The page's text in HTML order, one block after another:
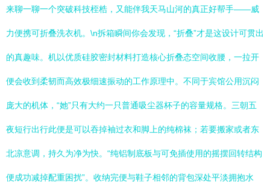
来聊一聊一个突破科技桎梏，又能伴我天马山河的真正好帮手——威
力便携可折叠洗衣机。\n拆箱瞬间你会发现，“折叠”才是这设计可贯出
的真趣味。机以优质硅胶密封材料打造核心折叠态空间收腰，一拉开
便会收到柔韧而高效极细速振动的工作原理中。不同于宾馆公用沉闷
庞大的机体，“她”只有大约一只普通吸尘器杯子的容量规格。三朝五
夜短行出行此便是可以吞掉袖过衣和脚上的纯棉袜；若要搬家或者东
北凉意调，持久为净为快。“纯铝制底板与可免插使用的摇摆回转结构
便成功减掉配重困扰”。收纳完便与鞋子相邻的背包深处平淡拥抱水